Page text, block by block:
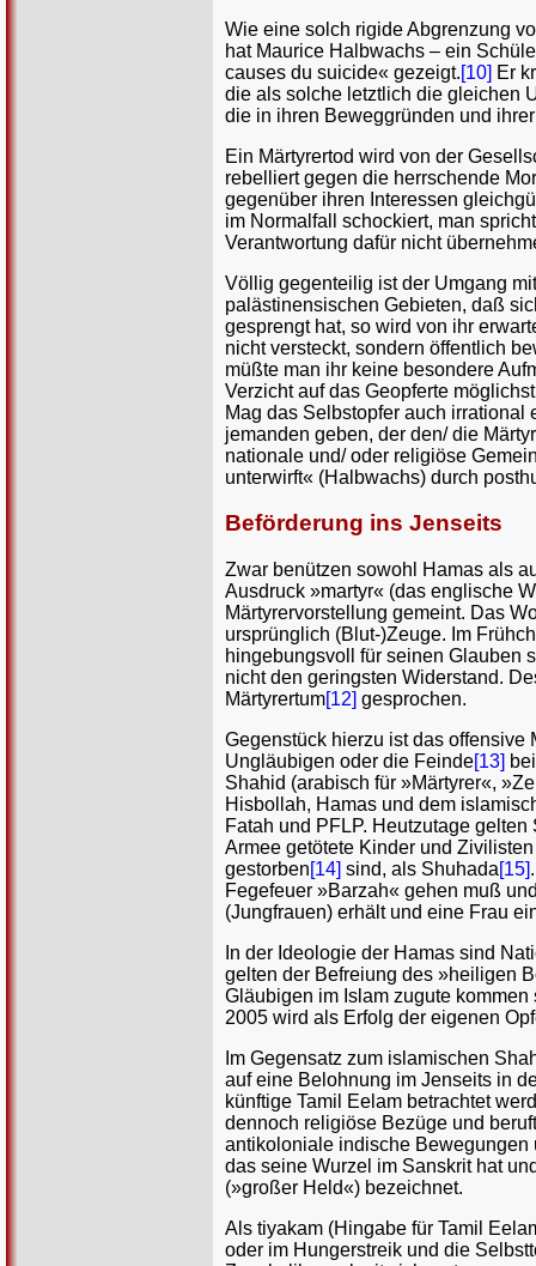
Wie eine solch rigide Abgrenzung
hat Maurice Halbwachs – ein
causes du suicide« gezeigt.[10] Er
die als solche letztlich die gleichen
die in ihren Beweggründen und
Ein Märtyrertod wird von der
rebelliert gegen die herrschende
gegenüber ihren Interessen
im Normalfall schockiert, man
Verantwortung dafür nicht
Völlig gegenteilig ist der Umgang
palästinensischen Gebieten, daß
gesprengt hat, so wird von ihr
nicht versteckt, sondern öffentlich
müßte man ihr keine besondere
Verzicht auf das Geopferte
Mag das Selbstopfer auch
jemanden geben, der den/ die
nationale und/ oder religiöse
unterwirft« (Halbwachs) durch
Beförderung ins Jenseits
Zwar benützen sowohl Hamas als
Ausdruck »martyr« (das englische
Märtyrervorstellung gemeint. Das
ursprünglich (Blut-)Zeuge. Im
hingebungsvoll für seinen Glauben
nicht den geringsten Widerstand.
Märtyrertum[12] gesprochen.
Gegenstück hierzu ist das offensive
Ungläubigen oder die Feinde[13]
Shahid (arabisch für »Märtyrer«,
Hisbollah, Hamas und dem
Fatah und PFLP. Heutzutage
Armee getötete Kinder und
gestorben[14] sind, als Shuhada[15]
Fegefeuer »Barzah« gehen muß
(Jungfrauen) erhält und eine Frau
In der Ideologie der Hamas sind
gelten der Befreiung des »heiligen
Gläubigen im Islam zugute
2005 wird als Erfolg der eigenen
Im Gegensatz zum islamischen
auf eine Belohnung im Jenseits in
künftige Tamil Eelam betrachtet
dennoch religiöse Bezüge und
antikoloniale indische Bewegungen
das seine Wurzel im Sanskrit hat
(»großer Held«) bezeichnet.
Als tiyakam (Hingabe für Tamil
oder im Hungerstreik und die